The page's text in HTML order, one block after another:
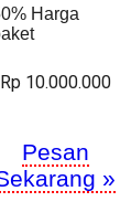
Harga
Rp 10.000.000
Pesan
»